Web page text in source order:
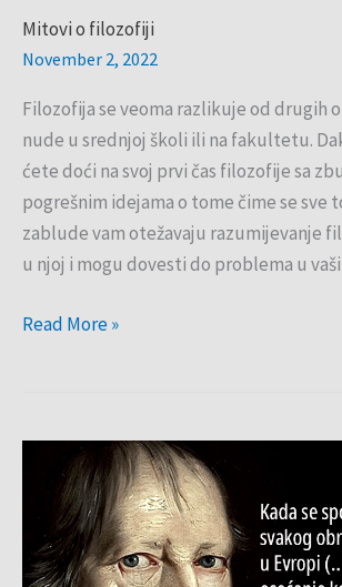
Mitovi o filozofiji
November 2, 2022
Filozofija se veoma razlikuje od drugih
nude u srednjoj školi ili na fakultetu.
ćete doći na svoj prvi čas filozofije sa
pogrešnim idejama o tome čime se sve
zablude vam otežavaju razumijevanje
u njoj i mogu dovesti do problema u
Read More »
sedmice
Hegel